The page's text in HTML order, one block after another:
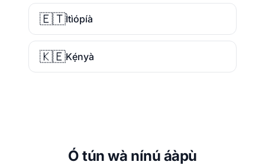
🇪🇹Ìtìópíà
🇰🇪Kẹ́nyà
Ó tún wà nínú áàpù